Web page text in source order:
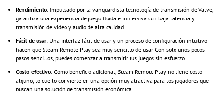
Rendimiento: Impulsado por la vanguardista tecnología de transmisión de Valve,
garantiza una experiencia de juego fluida e inmersiva con baja latencia y
transmisión de video y audio de alta calidad.
Fácil de usar: Una interfaz fácil de usar y un proceso de configuración intuitivo
hacen que Steam Remote Play sea muy sencillo de usar. Con solo unos pocos
pasos sencillos, puedes comenzar a transmitir tus juegos sin esfuerzo.
Costo-efectivo: Como beneficio adicional, Steam Remote Play no tiene costo
alguno, lo que lo convierte en una opción muy atractiva para los jugadores que
buscan una solución de transmisión económica.